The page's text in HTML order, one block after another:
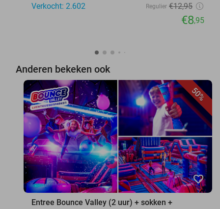
Verkocht: 2.602
Regulier €12,95
€8,95
Anderen bekeken ook
50%
favorite_border
Entree Bounce Valley (2 uur) + sokken +